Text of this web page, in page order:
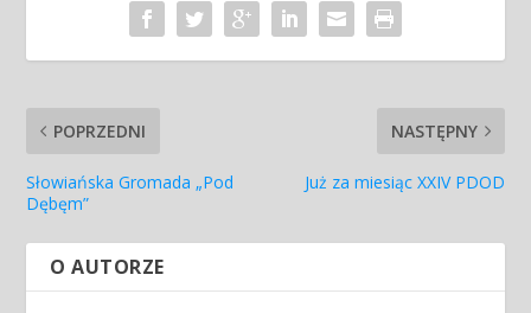
POPRZEDNI
Słowiańska Gromada „Pod
Dębęm”
NASTĘPNY
Już za miesiąc XXIV PDOD
O AUTORZE